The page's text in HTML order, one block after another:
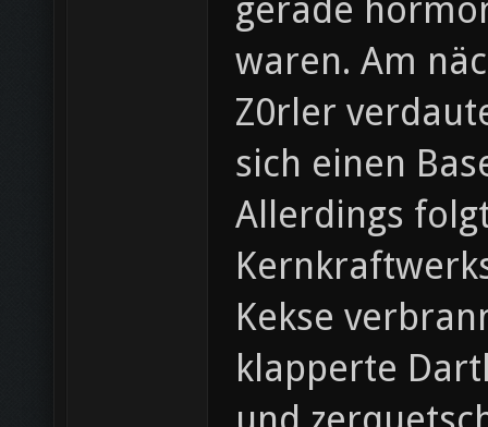
gerade
waren. Am
Z0rler
sich einen
Allerdings
Kekse
klapperte